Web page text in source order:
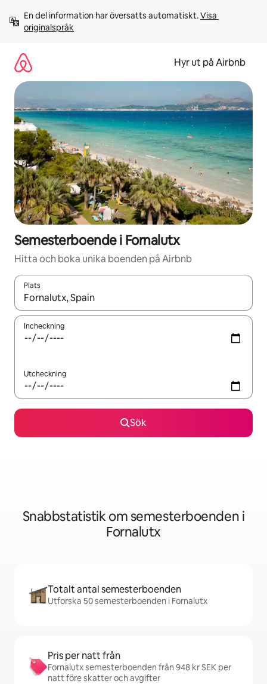
innehåll
En del information har översatts automatiskt. Visa
originalspråk
Hyr ut på Airbnb
Semesterboende i Fornalutx
Hitta och boka unika boenden på Airbnb
Plats
När resultaten är tillgängliga kan du navigera med upp- och
Incheckning
Utcheckning
Sök
Snabbstatistik om semesterboenden i
Fornalutx
Totalt antal semesterboenden
Utforska 50 semesterboenden i Fornalutx
Pris per natt från
Fornalutx semesterboenden från 948 kr SEK per
natt före skatter och avgifter